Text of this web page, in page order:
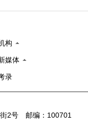
构
媒体
录
街2号 邮编：100701